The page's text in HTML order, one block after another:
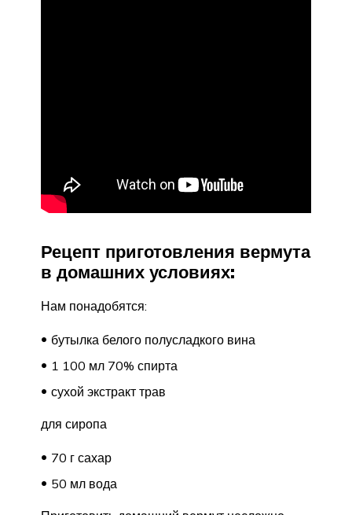
Рецепт приготовления вермута
в домашних условиях:
Нам понадобятся:
бутылка белого полусладкого вина
1 100 мл 70% спирта
сухой экстракт трав
для сиропа
70 г сахар
50 мл вода